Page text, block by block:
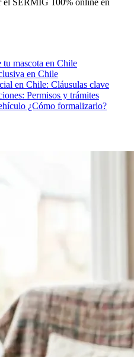
el SERMIG 100% online en
tu mascota en Chile
en Chile
en Chile: Cláusulas clave
Permisos y trámites
¿Cómo formalizarlo?